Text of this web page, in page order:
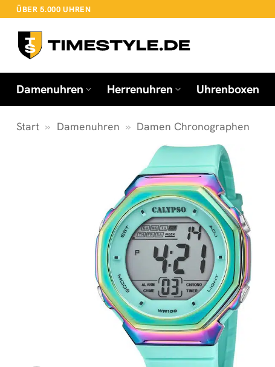
Zum
springen
ÜBER 5.000 UHREN
Damenuhren Herrenuhren Uhrenboxen
Start » Damenuhren » Damen Chronographen